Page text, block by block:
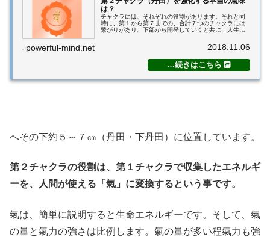
は？
チャクラには、それぞれの役割があります。それと同
時に、第１から第７までの、合計７つのチャクラには
繫がりがあり、下部から開発していくと共に、人生が
チャクラの繋がりと流れ、それによってどう変わっ
powerful-mind.net 2018.11.06
へその下約５～７㎝（丹田・下丹田）に位置しています。
第２チャクラの役割は、第１チャクラで収集したエネルギ
ーを、人間が使える「氣」に変換するという事です。
氣は、簡単に説明すると生命エネルギーです。そして、氣
の量と氣力の強さは比例します。氣の量が多い程氣力も強